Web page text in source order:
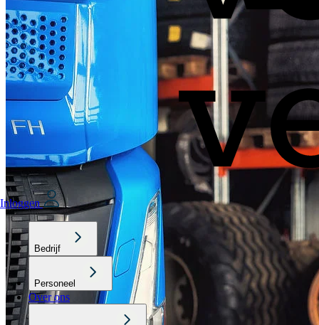
Inloggen
Bedrijf
Personeel
Over ons